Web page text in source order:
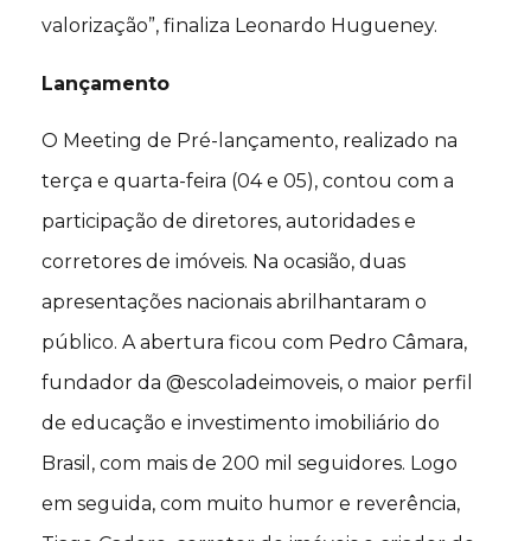
valorização”, finaliza Leonardo Hugueney.
Lançamento
O Meeting de Pré-lançamento, realizado na
terça e quarta-feira (04 e 05), contou com a
participação de diretores, autoridades e
corretores de imóveis. Na ocasião, duas
apresentações nacionais abrilhantaram o
público. A abertura ficou com Pedro Câmara,
fundador da @escoladeimoveis, o maior perfil
de educação e investimento imobiliário do
Brasil, com mais de 200 mil seguidores. Logo
em seguida, com muito humor e reverência,